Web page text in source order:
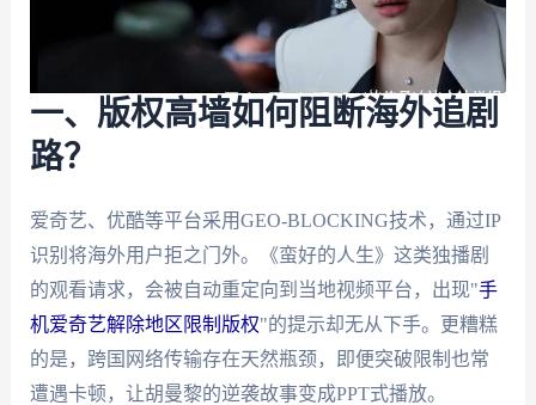
一、版权高墙如何阻断海外追剧
路？
爱奇艺、优酷等平台采用GEO-BLOCKING技术，通过IP
识别将海外用户拒之门外。《蛮好的人生》这类独播剧
的观看请求，会被自动重定向到当地视频平台，出现"手
机爱奇艺解除地区限制版权"的提示却无从下手。更糟糕
的是，跨国网络传输存在天然瓶颈，即便突破限制也常
遭遇卡顿，让胡曼黎的逆袭故事变成PPT式播放。